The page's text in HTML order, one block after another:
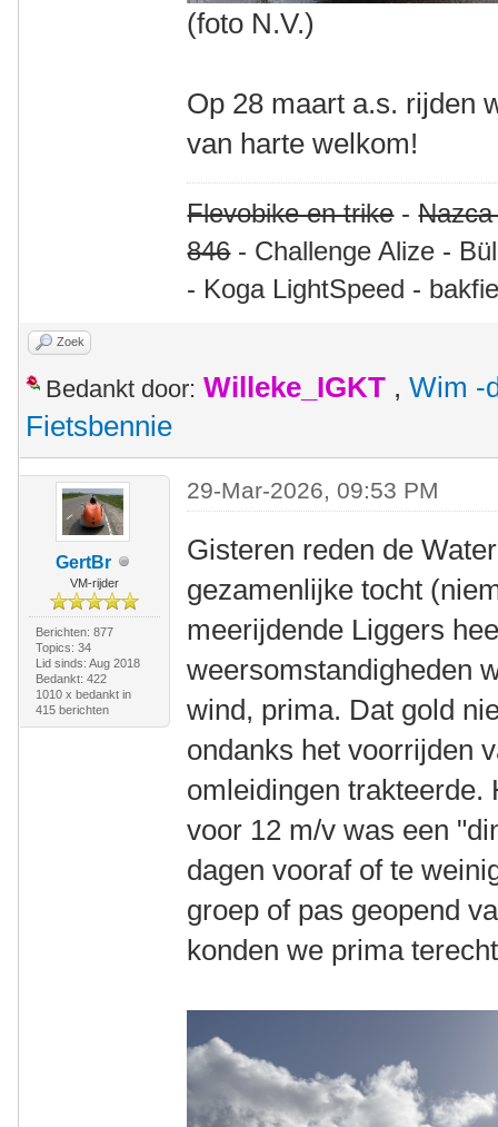
(foto N.V.)
Op 28 maart a.s. rijden
van harte welkom!
Flevobike en trike-
846- Challenge Alize -
- Koga LightSpeed -
Zoek
Bedankt door: Willeke_IGKT , Wim -
Fietsbennie
GertBr
VM-rijder
Berichten: 877
Topics: 34
Lid sinds: Aug 2018
Bedankt: 422
1010 x bedankt in
415 berichten
29-Mar-2026, 09:53 PM
Gisteren reden de
gezamenlijke tocht
meerijdende Liggers
weersomstandigheden
wind, prima. Dat gold
ondanks het voorrijden
omleidingen trakteerde.
voor 12 m/v was een
dagen vooraf of te
groep of pas geopend
konden we prima